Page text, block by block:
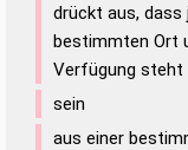
drückt aus, dass
bestimmten Ort
Verfügung steht
sein
aus einer